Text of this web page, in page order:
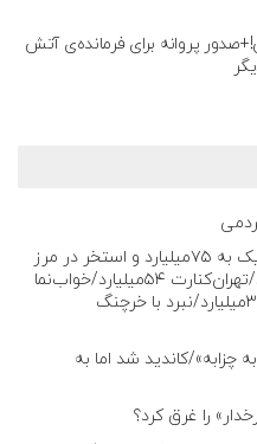
پروانه برای فرمانده‌ی آتش
جیمز باند ۱۱۴میلیارد/زنده شور نزدیک به ۷۵میلیارد و استخر در مرز
۷۰میلیارد/عبور آنتیک از ۶۰میلیارد/تهران‌کنارت ۵۴میلیارد/خواب‌نما
در آستانه ۵میلیارد/لباس شخصی ۳میلیارد/نبرد با خرچنگ
کاندید شد اما به
را غرق کرد؟